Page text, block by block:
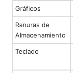
Gráficos
Ranuras de
Almacenamiento
Teclado